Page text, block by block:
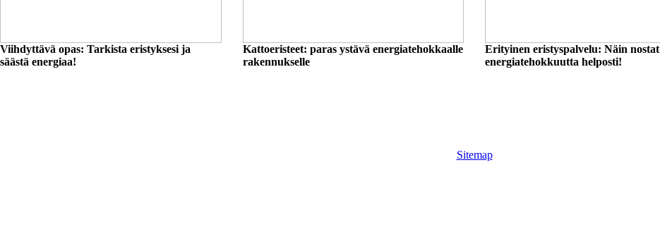
Viihdyttävä opas: Tarkista eristyksesi ja
säästä energiaa!
Kattoeristeet: paras ystävä energiatehokkaalle
rakennukselle
Erityinen eristyspalvelu: Näin nostat
energiatehokkuutta helposti!
Sitemap